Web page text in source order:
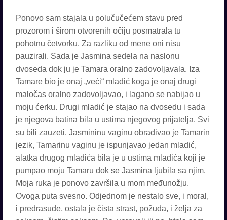
Ponovo sam stajala u polučučećem stavu pred
prozorom i širom otvorenih očiju posmatrala tu
pohotnu četvorku. Za razliku od mene oni nisu
pauzirali. Sada je Jasmina sedela na naslonu
dvoseda dok ju je Tamara oralno zadovoljavala. Iza
Tamare bio je onaj „veći“ mladić koga je onaj drugi
maločas oralno zadovoljavao, i lagano se nabijao u
moju ćerku. Drugi mladić je stajao na dvosedu i sada
je njegova batina bila u ustima njegovog prijatelja. Svi
su bili zauzeti. Jasmininu vaginu obrađivao je Tamarin
jezik, Tamarinu vaginu je ispunjavao jedan mladić,
alatka drugog mladića bila je u ustima mladića koji je
pumpao moju Tamaru dok se Jasmina ljubila sa njim.
Moja ruka je ponovo završila u mom međunožju.
Ovoga puta svesno. Odjednom je nestalo sve, i moral,
i predrasude, ostala je čista strast, požuda, i želja za